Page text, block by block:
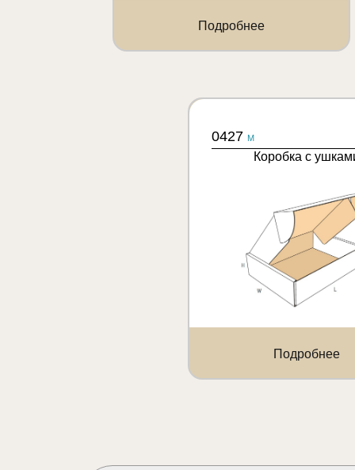
Подробнее
0427 M
Коробка с
Подробнее